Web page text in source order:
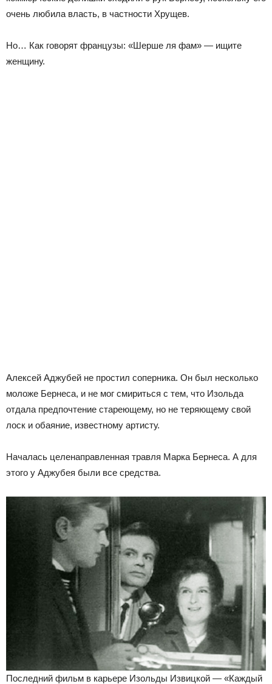
очень любила власть, в частности Хрущев.
Но… Как говорят французы: «Шерше ля фам» — ищите
женщину.
Алексей Аджубей не простил соперника. Он был несколько
моложе Бернеса, и не мог смириться с тем, что Изольда
отдала предпочтение стареющему, но не теряющему свой
лоск и обаяние, известному артисту.
Началась целенаправленная травля Марка Бернеса. А для
этого у Аджубея были все средства.
Последний фильм в карьере Изольды Извицкой — «Каждый